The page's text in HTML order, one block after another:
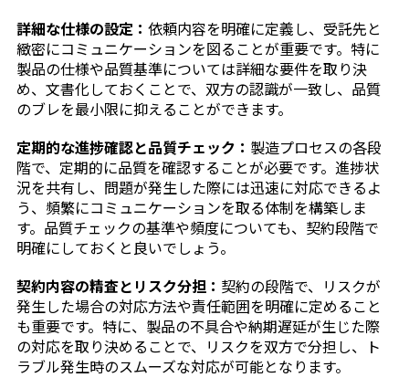
詳細な仕様の設定： 依頼内容を明確に定義し、受託先と
緻密にコミュニケーションを図ることが重要です。特に
製品の仕様や品質基準については詳細な要件を取り決
め、文書化しておくことで、双方の認識が一致し、品質
のブレを最小限に抑えることができます。
定期的な進捗確認と品質チェック： 製造プロセスの各段
階で、定期的に品質を確認することが必要です。進捗状
況を共有し、問題が発生した際には迅速に対応できるよ
う、頻繁にコミュニケーションを取る体制を構築しま
す。品質チェックの基準や頻度についても、契約段階で
明確にしておくと良いでしょう。
契約内容の精査とリスク分担： 契約の段階で、リスクが
発生した場合の対応方法や責任範囲を明確に定めること
も重要です。特に、製品の不具合や納期遅延が生じた際
の対応を取り決めることで、リスクを双方で分担し、ト
ラブル発生時のスムーズな対応が可能となります。